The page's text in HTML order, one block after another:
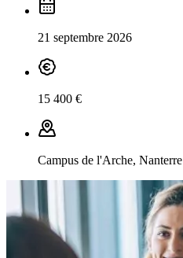
21 septembre 2026
15 400 €
Campus de l'Arche, Nanterre